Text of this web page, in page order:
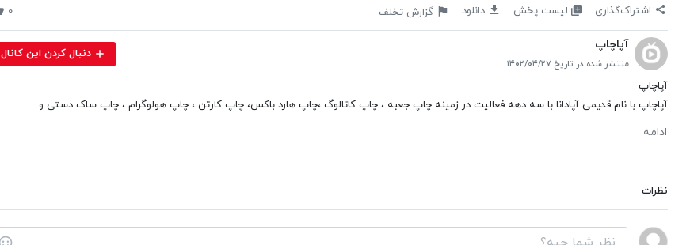
اشتراک‌گذاری لیست پخش دانلود گزارش تخلف ۰
آپاچاپ
منتشر شده در تاریخ ۱۴۰۲/۰۴/۲۷
دنبال کردن این کانال
آپاچاپ
آپاچاپ با نام قدیمی آپادانا با سه دهه فعالیت در زمینه چاپ جعبه ، چاپ کاتالوگ ،چاپ هارد باکس، چاپ کارتن ، چاپ هولوگرام ، چاپ ساک دستی و ...
ادامه
نظرات